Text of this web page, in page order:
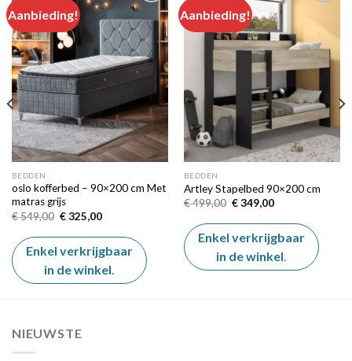
Aanbieding!
Add to
wishlist
BEDDEN
oslo kofferbed – 90×200 cm Met
matras grijs
€549,00 Oorspronkelijke
was:
€ 549,00.
€325,00Huidige
is:
€ 325,00.
Enkel verkrijgbaar
in de winkel
Aanbieding!
Add to
wishlist
BEDDEN
Artley Stapelbed 90×200 cm
€499,00 Oorspronkelijke
was:
€ 499,00.
€349,00Huidige
is:
€ 349,00.
Enkel verkrijgbaar
in de winkel.
NIEUWSTE